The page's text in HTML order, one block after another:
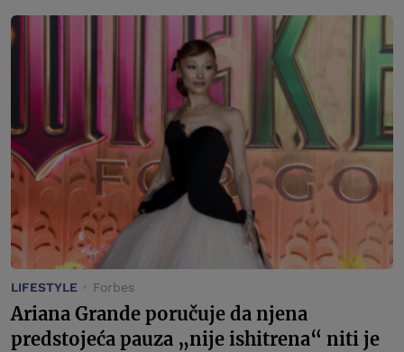
LIFESTYLE Forbes
Ariana Grande poručuje da njena
predstojeća pauza „nije ishitrena“ niti je